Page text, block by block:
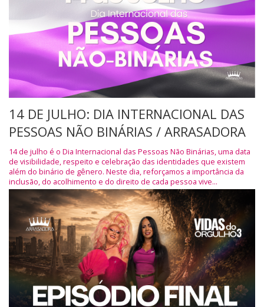
14 DE JULHO: DIA INTERNACIONAL DAS
PESSOAS NÃO BINÁRIAS / ARRASADORA
14 de julho é o Dia Internacional das Pessoas Não Binárias, uma data
de visibilidade, respeito e celebração das identidades que existem
além do binário de gênero. Neste dia, reforçamos a importância da
inclusão, do acolhimento e do direito de cada pessoa vive...